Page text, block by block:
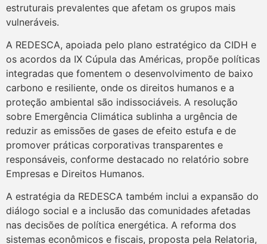
estruturais prevalentes que afetam os grupos mais
vulneráveis.
A REDESCA, apoiada pelo plano estratégico da CIDH e
os acordos da IX Cúpula das Américas, propõe políticas
integradas que fomentem o desenvolvimento de baixo
carbono e resiliente, onde os direitos humanos e a
proteção ambiental são indissociáveis. A resolução
sobre Emergência Climática sublinha a urgência de
reduzir as emissões de gases de efeito estufa e de
promover práticas corporativas transparentes e
responsáveis, conforme destacado no relatório sobre
Empresas e Direitos Humanos.
A estratégia da REDESCA também inclui a expansão do
diálogo social e a inclusão das comunidades afetadas
nas decisões de política energética. A reforma dos
sistemas econômicos e fiscais, proposta pela Relatoria,